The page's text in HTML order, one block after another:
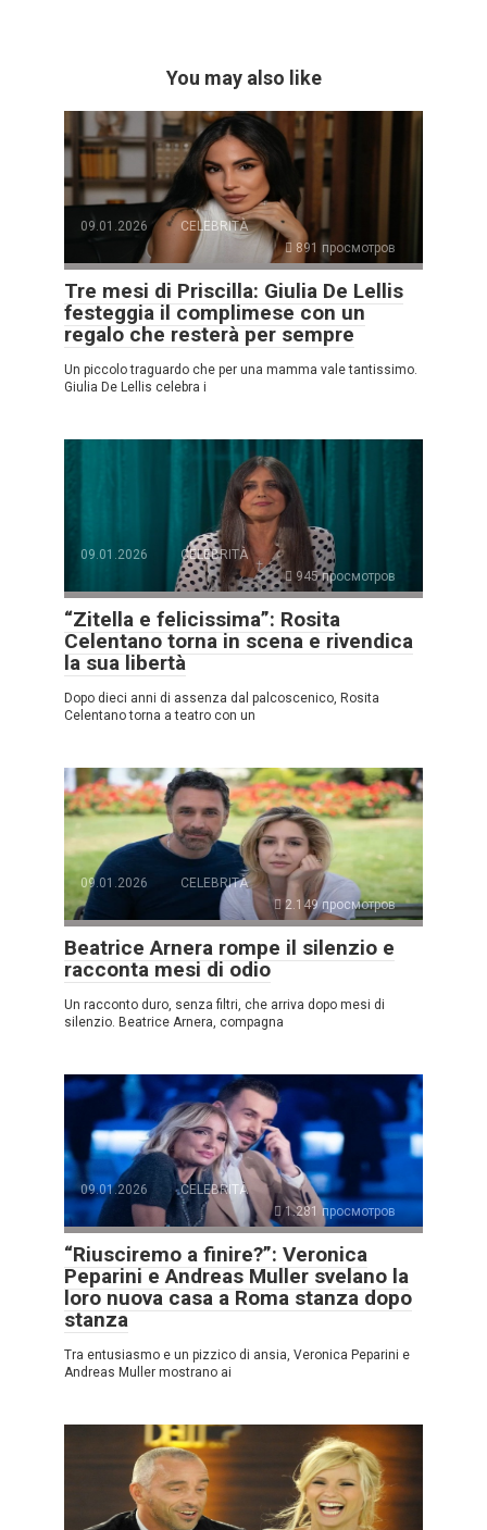
You may also like
09.01.2026
CELEBRITÀ
891 просмотров
Tre mesi di Priscilla: Giulia De Lellis
festeggia il complimese con un
regalo che resterà per sempre
Un piccolo traguardo che per una mamma vale tantissimo.
Giulia De Lellis celebra i
09.01.2026
CELEBRITÀ
945 просмотров
“Zitella e felicissima”: Rosita
Celentano torna in scena e rivendica
la sua libertà
Dopo dieci anni di assenza dal palcoscenico, Rosita
Celentano torna a teatro con un
09.01.2026
CELEBRITÀ
2.149 просмотров
Beatrice Arnera rompe il silenzio e
racconta mesi di odio
Un racconto duro, senza filtri, che arriva dopo mesi di
silenzio. Beatrice Arnera, compagna
09.01.2026
CELEBRITÀ
1.281 просмотров
“Riusciremo a finire?”: Veronica
Peparini e Andreas Muller svelano la
loro nuova casa a Roma stanza dopo
stanza
Tra entusiasmo e un pizzico di ansia, Veronica Peparini e
Andreas Muller mostrano ai